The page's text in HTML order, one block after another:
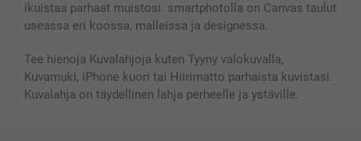
Lahjakortti
Kaikki kuvatuotteet
ikuistaa parhaat muistosi. smartphotolla on Canvas taulut
useassa eri koossa, malleissa ja designessa.
Tee hienoja Kuvalahjoja kuten Tyyny valokuvalla,
Kuvamuki, iPhone kuori tai Hiirimatto parhaista kuvistasi.
Kuvalahja on täydellinen lahja perheelle ja ystäville.